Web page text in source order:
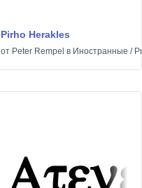
Pirho Herakles
от Peter Rempel в Иностранные /